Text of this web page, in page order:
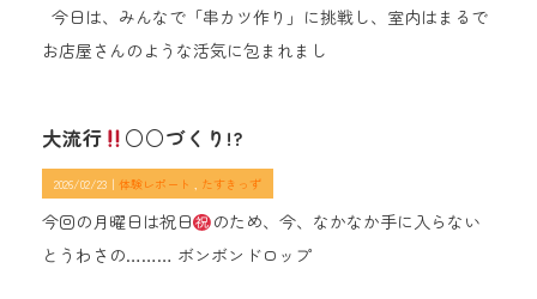
今日は、みんなで「串カツ作り」に挑戦し、室内はまるで
お店屋さんのような活気に包まれまし
大流行 ○○づくり!?
2026/02/23｜ 体験レポート たすきっず
今回の月曜日は祝日
のため、今、なかなか手に入らない
とうわさの……… ボンボンドロップ